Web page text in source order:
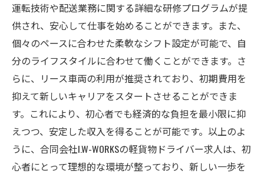
運転技術や配送業務に関する詳細な研修プログラムが提
供され、安心して仕事を始めることができます。また、
個々のペースに合わせた柔軟なシフト設定が可能で、自
分のライフスタイルに合わせて働くことができます。さ
らに、リース車両の利用が推奨されており、初期費用を
抑えて新しいキャリアをスタートさせることができま
す。これにより、初心者でも経済的な負担を最小限に抑
えつつ、安定した収入を得ることが可能です。以上のよ
うに、合同会社I.W-WORKSの軽貨物ドライバー求人は、初
心者にとって理想的な環境が整っており、新しい一歩を